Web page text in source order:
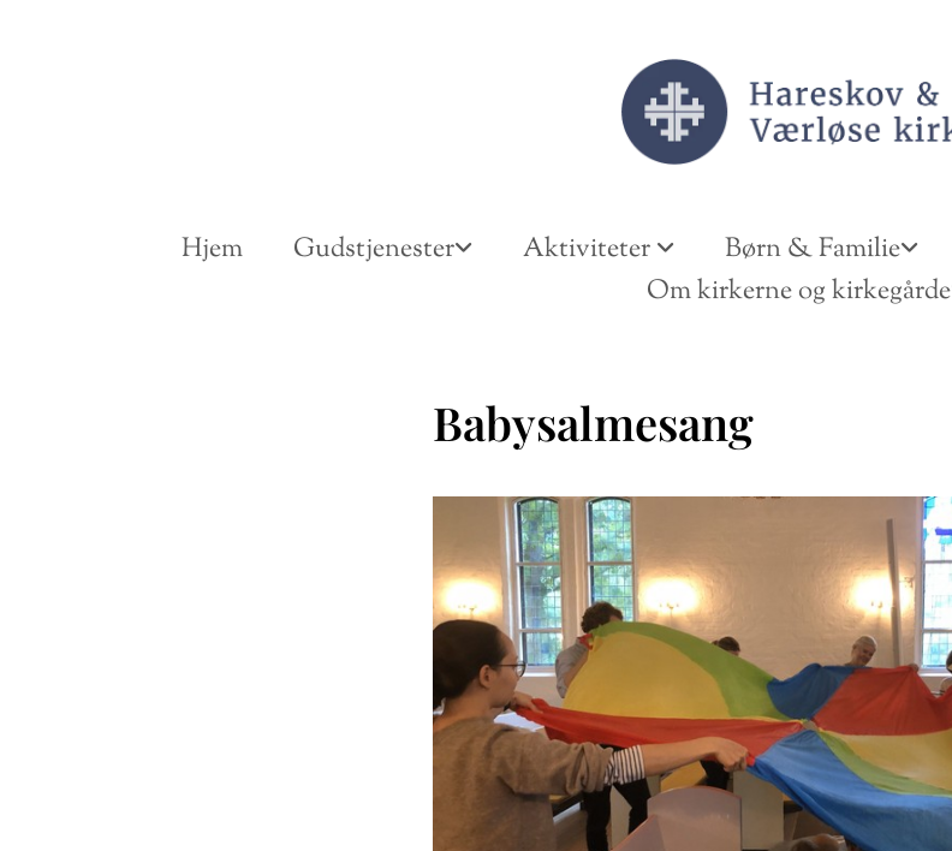
Hjem Gudstjenester Aktiviteter Børn & Familie
Om kirkerne og kirkegårde
Babysalmesang